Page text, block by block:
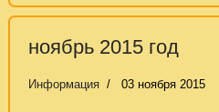
ноябрь 2015 год
Информация 03 ноября 2015